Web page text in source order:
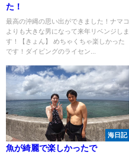
た！
最高の沖縄の思い出ができました！ナマコ
よりも大きな男になって来年リベンジしま
す！【きょん】 めちゃくちゃ楽しかった
です！ダイビングのライセン...
海日記
魚が綺麗で楽しかったで